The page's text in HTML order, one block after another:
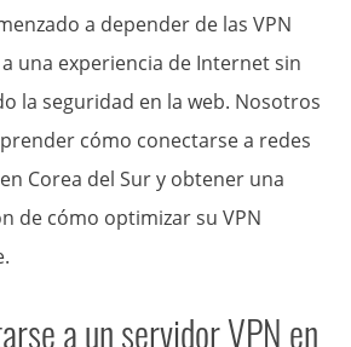
a depender de las VPN
una experiencia de Internet sin
la seguridad en la web. Nosotros
cómo conectarse a redes
Corea del Sur y obtener una
de cómo optimizar su VPN
a un servidor VPN en